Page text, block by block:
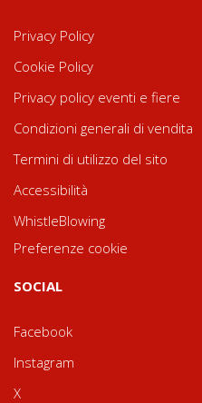
Privacy Policy
Cookie Policy
Privacy policy eventi e fiere
Condizioni generali di vendita
Termini di utilizzo del sito
Accessibilità
WhistleBlowing
Preferenze cookie
SOCIAL
Facebook
Instagram
X